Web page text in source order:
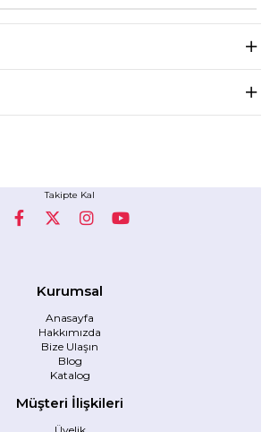
Takipte Kal
Kurumsal
Anasayfa
Hakkımızda
Bize Ulaşın
Blog
Katalog
Müşteri İlişkileri